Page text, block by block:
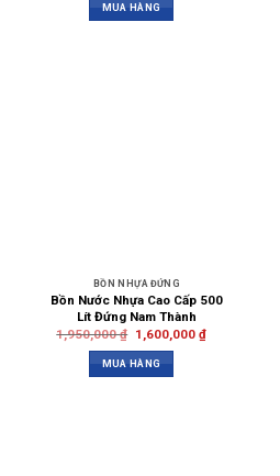
MUA HÀNG
BỒN NHỰA ĐỨNG
Bồn Nước Nhựa Cao Cấp 500
Lít Đứng Nam Thành
1,950,000₫ 1,600,000 ₫
MUA HÀNG